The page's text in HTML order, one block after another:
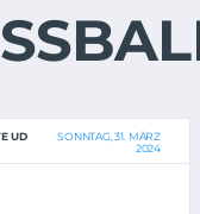
UD
SONNTAG, 31. MÄRZ
2024